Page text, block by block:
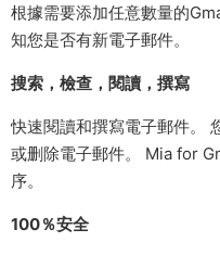
根據需要添加任意數量的
知您是否有新電子郵件。
搜索，檢查，閱讀，撰寫
快速閱讀和撰寫電子郵件。
或删除電子郵件。 Mia for
序。
100％安全